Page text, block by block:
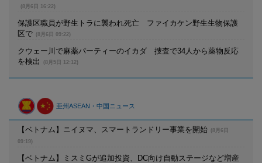
(8月6日 16:22)
保護区職員が野生トラに襲われ死亡 ファイカケン野生生物保護
区で
(8月6日 09:22)
クウェー川で麻薬パーティーのイカダ 捜査で34人から薬物反応
を検出
(8月5日 12:12)
亜州ASEAN・中国ニュース
【ベトナム】ニイヌマ、スマートランドリー事業を開始
(8月6日
09:19)
【ベトナム】ミスミGが追加投資、DC向け自動ステージなど増産